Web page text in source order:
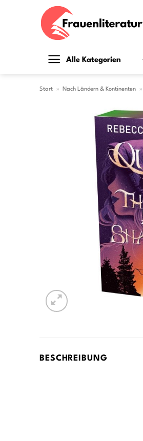
Alle Kategorien
Start » Nach Ländern & Kontinenten »
BESCHREIBUNG